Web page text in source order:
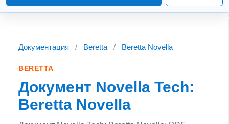
Документация / Beretta / Beretta Novella
BERETTA
Документ Novella Tech:
Beretta Novella